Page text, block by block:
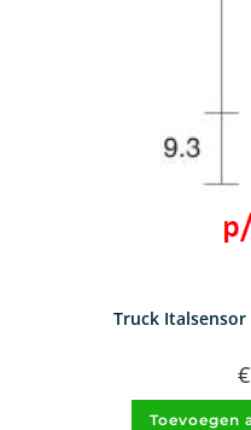
Truck Italsensor
€
Toevoegen